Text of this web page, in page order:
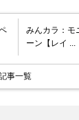
みんカラ：モ
ーン【レイ ...
事一覧